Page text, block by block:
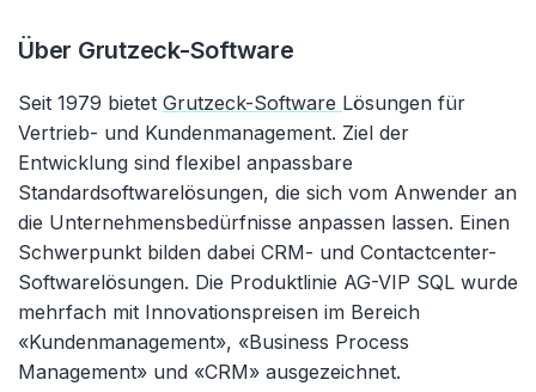
Über Grutzeck-Software
Seit 1979 bietet Grutzeck-Software Lösungen für
Vertrieb- und Kundenmanagement. Ziel der
Entwicklung sind flexibel anpassbare
Standardsoftwarelösungen, die sich vom Anwender an
die Unternehmensbedürfnisse anpassen lassen. Einen
Schwerpunkt bilden dabei CRM- und Contactcenter-
Softwarelösungen. Die Produktlinie AG-VIP SQL wurde
mehrfach mit Innovationspreisen im Bereich
«Kundenmanagement», «Business Process
Management» und «CRM» ausgezeichnet.